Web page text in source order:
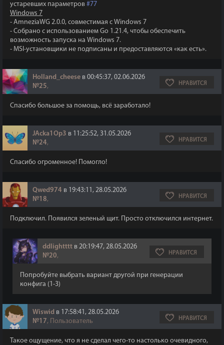
устаревших параметров #77
Windows 7​​​​​​​
- AmneziaWG 2.0.0, совместимая с Windows 7
- Собрано с использованием Go 1.21.4, чтобы обеспечить
возможность запуска на Windows 7.
- ​​​​​​​MSI-установщики не подписаны и предоставляются «как есть».
Holland_cheese в 00:45:37, 02.06.2026
№25, НРАВИТСЯ
Спасибо большое за помощь, всё заработало!
JAcka1Op3 в 11:25:52, 31.05.2026
№24, НРАВИТСЯ
Спасибо огроменное! Помогло!
Qwed974 в 19:43:11, 28.05.2026
№18, НРАВИТСЯ
Подключил. Появился зеленый щит. Просто отключился интернет.
ddlightttt в 20:19:47, 28.05.2026
№20, НРАВИТСЯ
Попробуйте выбрать вариант другой при генерации
конфига (1-3)
Wiswid в 17:58:41, 28.05.2026
№17, Пользователь НРАВИТСЯ
Такое ощущение, что я не сделал чего-то настолько очевидного,